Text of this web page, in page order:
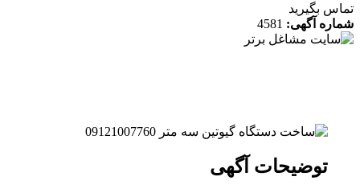
بگیرید
آگهی:4581
توضیحات آگهی